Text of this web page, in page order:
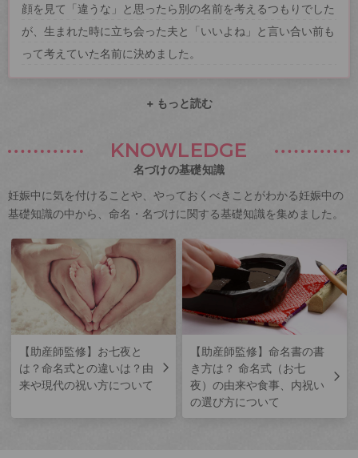
顔を見て「違うな」と思ったら別の名前を考えるつもりでした
が、生まれた時に立ち会った夫と「いいよね」と言い合い前も
って考えていた名前に決めました。
+ もっと読む
KNOWLEDGE
名づけの基礎知識
妊娠中に気を付けることや、やっておくべきことがわかる妊娠中の
基礎知識の中から、命名・名づけに関する基礎知識を集めました。
【助産師監修】お七夜と
は？命名式との違いは？由
来や現代の祝い方について
【助産師監修】命名書の書
き方は？ 命名式（お七
夜）の由来や食事、内祝い
の選び方について